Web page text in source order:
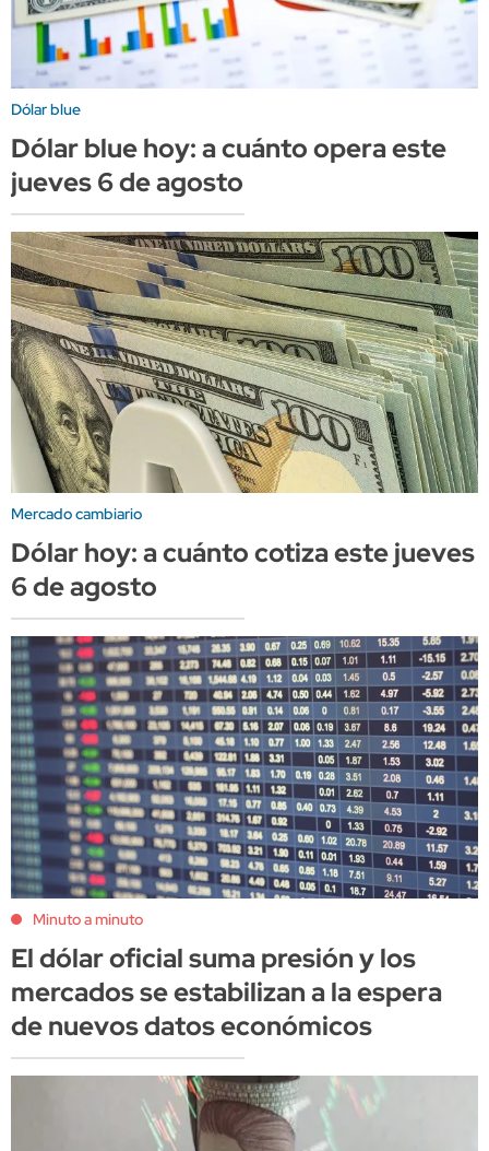
Dólar blue
Dólar blue hoy: a cuánto opera este
jueves 6 de agosto
Mercado cambiario
Dólar hoy: a cuánto cotiza este jueves
6 de agosto
Minuto a minuto
El dólar oficial suma presión y los
mercados se estabilizan a la espera
de nuevos datos económicos